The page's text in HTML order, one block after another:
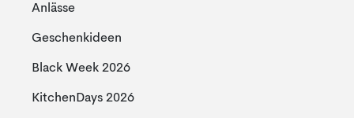
Anlässe
Geschenkideen
Black Week 2026
KitchenDays 2026